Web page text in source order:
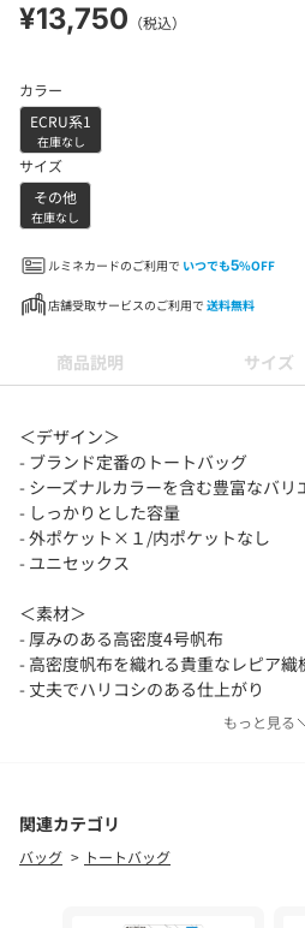
¥13,750 （税込）
カラー
ECRU系1
在庫なし
サイズ
その他
在庫なし
ルミネカードのご利用で いつでも5%OFF
店舗受取サービスのご利用で 送料無料
商品説明 サイズ
＜デザイン＞
- ブランド定番のトートバッグ
- シーズナルカラーを含む豊富なバリ
- しっかりとした容量
- 外ポケット×１/内ポケットなし
- ユニセックス
＜素材＞
- 厚みのある高密度4号帆布
- 高密度帆布を織れる貴重なレピア織
- 丈夫でハリコシのある仕上がり
GREY系1：ICE GREY×CHARCOAL
＜同型・サイズ違いの品番＞
もっと見る
関連カテゴリ
バッグ トートバッグ